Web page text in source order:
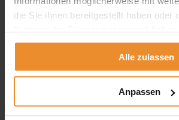
die Sie ihnen bereitgestellt haben oder
Alle zulassen
Anpassen
0800 5894 97829